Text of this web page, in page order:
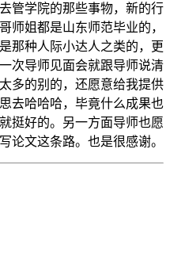
管学院的那些事物，新的行
师姐都是山东师范毕业的，
那种人际小达人之类的，更
次导师见面会就跟导师说清
多的别的，还愿意给我提供
去哈哈哈，毕竟什么成果也
挺好的。另一方面导师也愿
论文这条路。也是很感谢。